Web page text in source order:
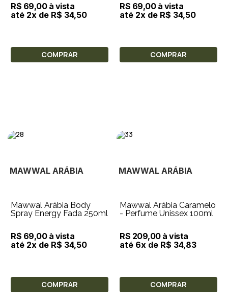
R$ 69,00 à vista
até 2x de R$ 34,50
COMPRAR
R$ 69,00 à vista
até 2x de R$ 34,50
COMPRAR
MAWWAL ARÁBIA
Mawwal Arábia Body
Spray Energy Fada 250ml
R$ 69,00 à vista
até 2x de R$ 34,50
COMPRAR
MAWWAL ARÁBIA
Mawwal Arábia Caramelo
- Perfume Unissex 100ml
R$ 209,00 à vista
até 6x de R$ 34,83
COMPRAR